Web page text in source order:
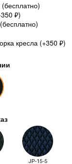
(бесплатно)
350 ₽)
бесплатно)
кресла (+350 ₽)
JP-15-5